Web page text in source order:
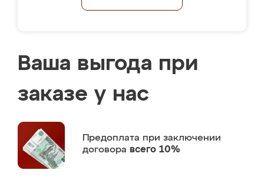
Ваша выгода при
заказе у нас
Предоплата при заключении
договора всего 10%